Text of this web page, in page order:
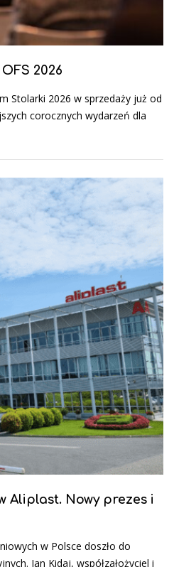
2026
Stolarki 2026 w sprzedaży już od
corocznych wydarzeń dla
Aliplast. Nowy prezes i
w Polsce doszło do
Jan Kidaj, współzałożyciel i